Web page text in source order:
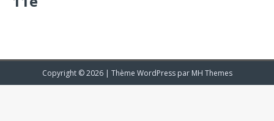
Copyright © 2026 | Thème WordPress par MH Themes